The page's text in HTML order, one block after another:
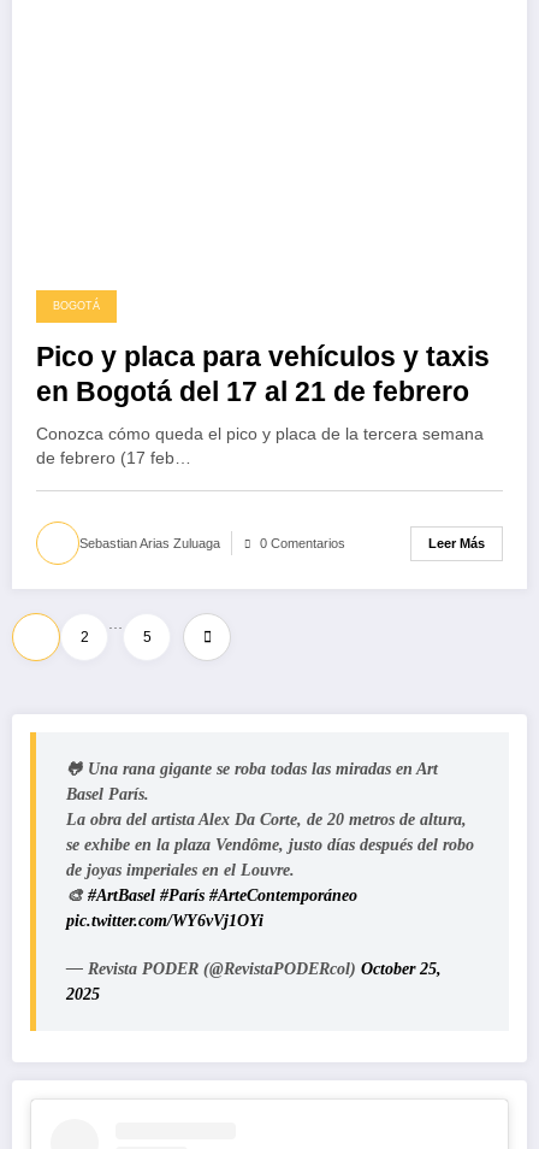
BOGOTÁ
Pico y placa para vehículos y taxis
en Bogotá del 17 al 21 de febrero
Conozca cómo queda el pico y placa de la tercera semana
de febrero (17 feb…
Sebastian Arias Zuluaga 0 Comentarios Leer Más
Paginación
de
entradas
2
…
5
🐸 Una rana gigante se roba todas las miradas en Art
Basel París.
La obra del artista Alex Da Corte, de 20 metros de altura,
se exhibe en la plaza Vendôme, justo días después del robo
de joyas imperiales en el Louvre.
🎨 #ArtBasel #París #ArteContemporáneo
pic.twitter.com/WY6vVj1OYi
— Revista PODER (@RevistaPODERcol) October 25,
2025